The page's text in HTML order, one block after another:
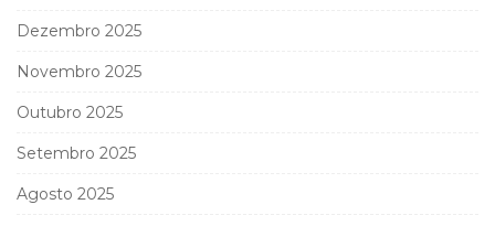
Dezembro 2025
Novembro 2025
Outubro 2025
Setembro 2025
Agosto 2025